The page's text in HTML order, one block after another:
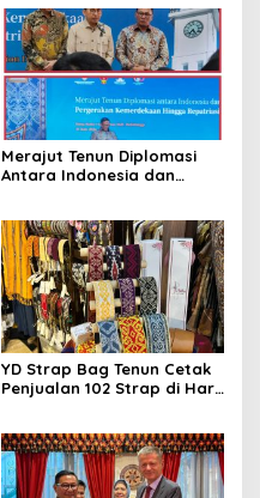
Merajut Tenun Diplomasi
Antara Indonesia dan
YD Strap Bag Tenun Cetak
Penjualan 102 Strap di Hari
Nusantara Kian Digemari